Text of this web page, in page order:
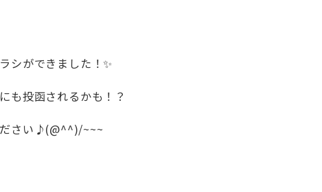
シができました！✨
も投函されるかも！？
さい♪(@^^)/~~~